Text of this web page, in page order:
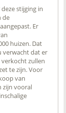
stijging in
de
Er
huizen. Dat
verwacht dat er
zullen
te zijn. Voor
van
zijn vooral